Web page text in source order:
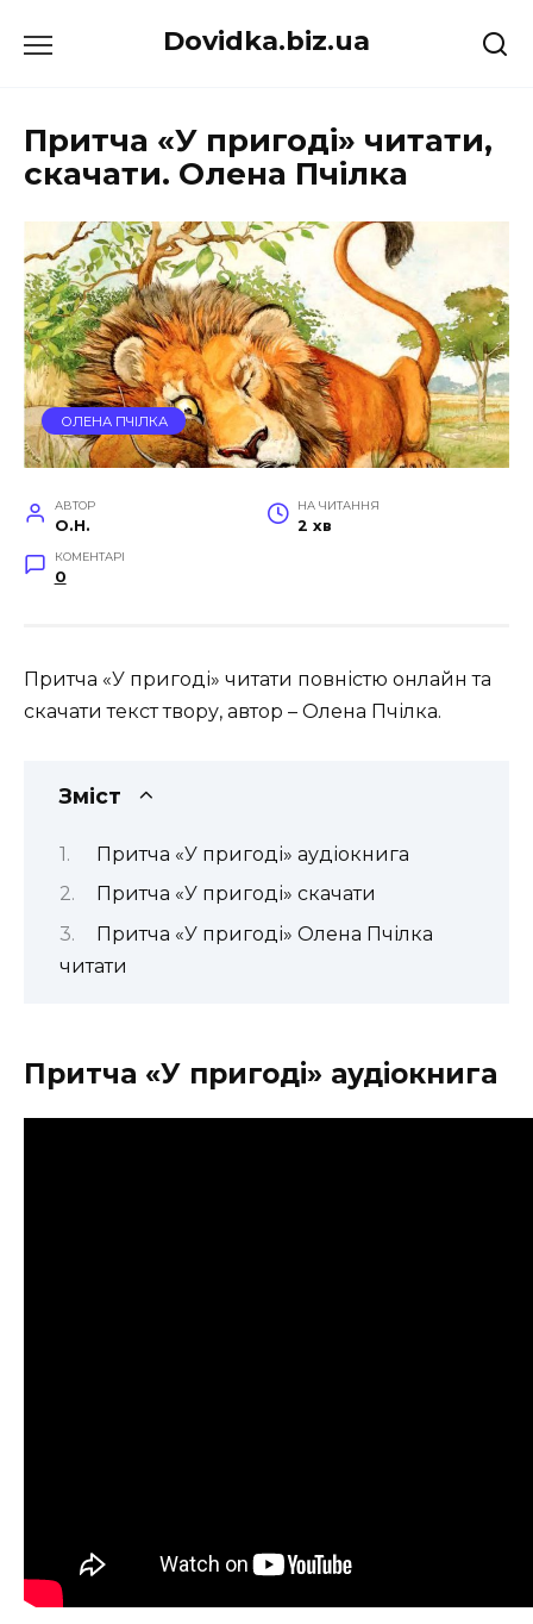
до
Dovidka.biz.ua
Притча «У пригоді» читати,
скачати. Олена Пчілка
ОЛЕНА ПЧІЛКА
АВТОР
O.H.
НА ЧИТАННЯ
2 хв
КОМЕНТАРІ
0
Притча «У пригоді» читати повністю онлайн та
скачати текст твору, автор – Олена Пчілка.
Зміст
Притча «У пригоді» аудіокнига
Притча «У пригоді» скачати
Притча «У пригоді» Олена Пчілка
читати
Притча «У пригоді» аудіокнига